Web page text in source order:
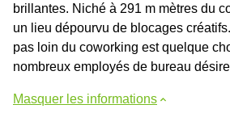
brillantes. Niché à 291 m mètres du
un lieu dépourvu de blocages
pas loin du coworking est quelque
nombreux employés de bureau
Masquer les informations